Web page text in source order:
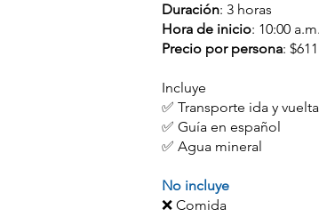
Duración: 3 horas
Hora de inicio: 10:00 a.m.
Precio por persona:
Incluye
✅ Transporte ida y
✅ Guía en español
✅ Agua mineral
No incluye
❌ Comida